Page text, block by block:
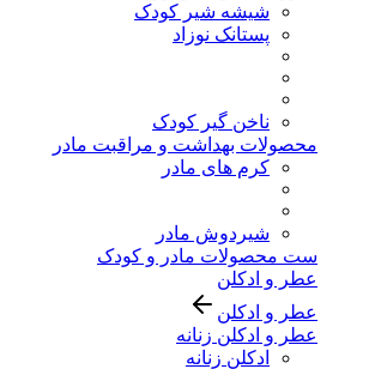
شیشه شیر کودک
پستانک نوزاد
ناخن گیر کودک
محصولات بهداشت و مراقبت مادر
کرم های مادر
شیردوش مادر
ست محصولات مادر و کودک
عطر و ادکلن
عطر و ادکلن
عطر و ادکلن زنانه
ادکلن زنانه